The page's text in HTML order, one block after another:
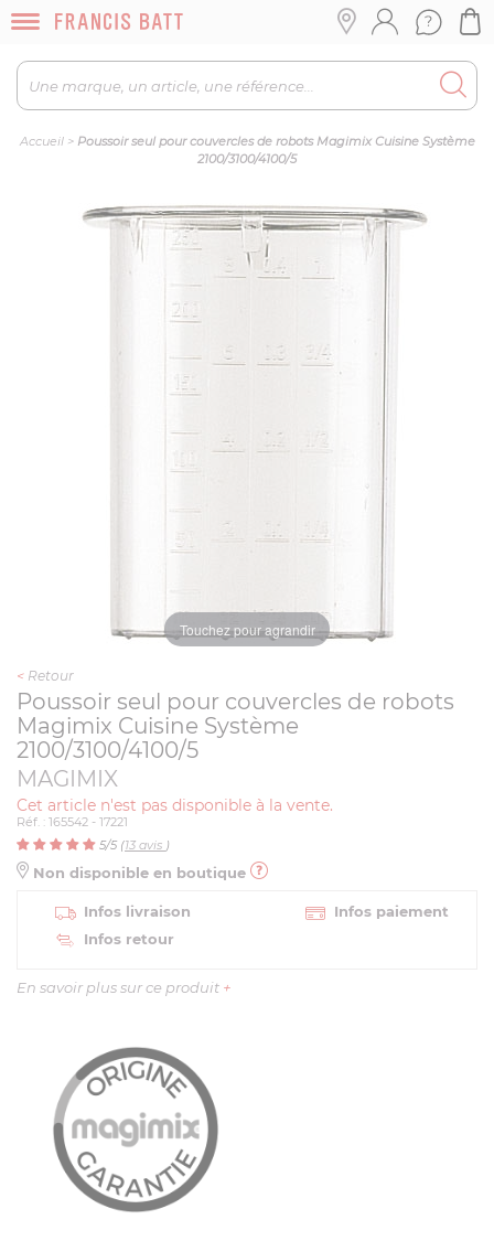
Accueil> Poussoir seul pour couvercles de robots Magimix Cuisine Système
2100/3100/4100/5
Touchez pour agrandir
< Retour
Poussoir seul pour couvercles de robots
Magimix Cuisine Système
2100/3100/4100/5
MAGIMIX
Cet article n'est pas disponible à la vente.
Réf. : 165542 - 17221
5/5 (13 avis )
Non disponible en boutique
Infos livraison
Infos paiement
Infos retour
En savoir plus sur ce produit +